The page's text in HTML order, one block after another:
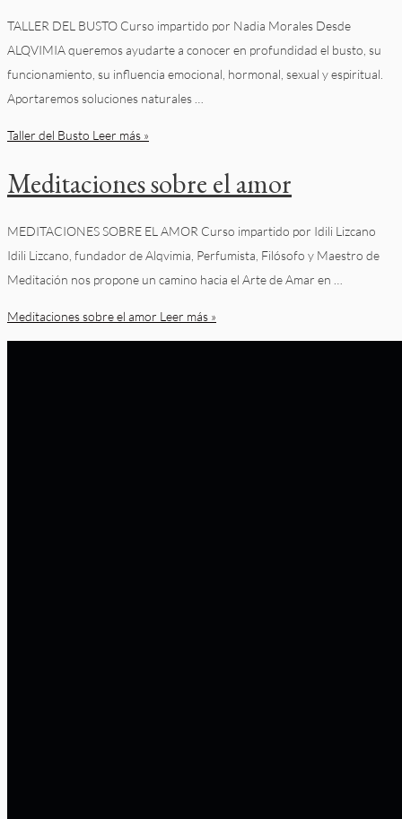
TALLER DEL BUSTO Curso impartido por Nadia Morales Desde
ALQVIMIA queremos ayudarte a conocer en profundidad el busto, su
funcionamiento, su influencia emocional, hormonal, sexual y espiritual.
Aportaremos soluciones naturales …
Taller del Busto Leer más »
Meditaciones sobre el amor
MEDITACIONES SOBRE EL AMOR Curso impartido por Idili Lizcano
Idili Lizcano, fundador de Alqvimia, Perfumista, Filósofo y Maestro de
Meditación nos propone un camino hacia el Arte de Amar en …
Meditaciones sobre el amor Leer más »